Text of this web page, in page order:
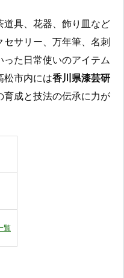
具、花器、飾り皿など
サリー、万年筆、名刺
た日常使いのアイテム
松市内には香川県漆芸研
育成と技法の伝承に力が
覧